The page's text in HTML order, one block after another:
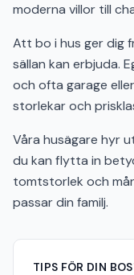
moderna villor till
Att bo i hus ger dig
sällan kan erbjuda.
och ofta garage
storlekar och
Våra husägare hyr
du kan flytta in
tomtstorlek och
passar din familj.
TIPS FÖR DIN